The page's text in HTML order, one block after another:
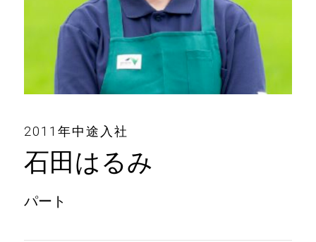
2011年中途入社
石田はるみ
パート